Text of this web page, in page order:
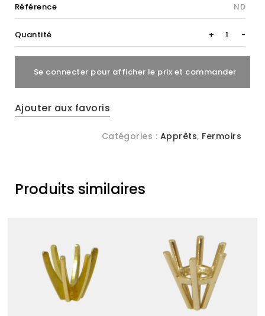
Référence ND
Quantité
Menotte
tournante
quantity
+ -
Se connecter pour afficher le prix et commander
Ajouter aux favoris
Catégories : Apprêts, Fermoirs
Produits similaires